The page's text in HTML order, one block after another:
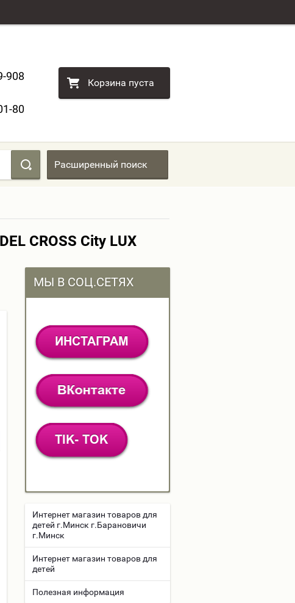
908
80
Корзина пуста
Расширенный поиск
CROSS City LUX
МЫ В СОЦ.СЕТЯХ
Интернет магазин товаров для
детей г.Минск г.Барановичи
г.Минск
Интернет магазин товаров для
детей
Полезная информация